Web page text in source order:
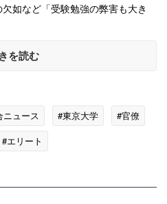
如など「受験勉強の弊害も大き
を読む
ュース #東京大学
#官僚
#エリート